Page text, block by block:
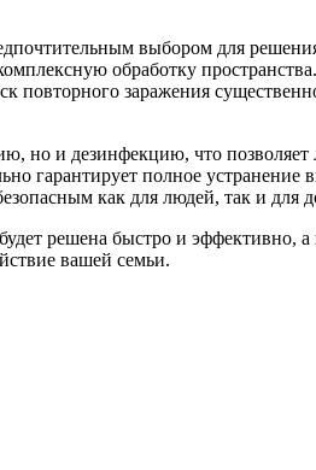
выбором для
обработку
заражения
но и дезинфекцию, что
гарантирует полное
как для людей, так и
решена быстро и эффективно,
вашей семьи.